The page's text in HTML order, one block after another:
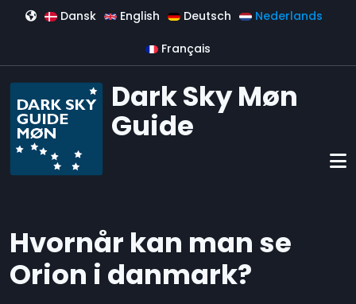
Overslaan en naar de inhoud gaan
Dansk English Deutsch Nederlands
Français
Dark Sky Møn
Guide
Hvornår kan man se
Orion i danmark?